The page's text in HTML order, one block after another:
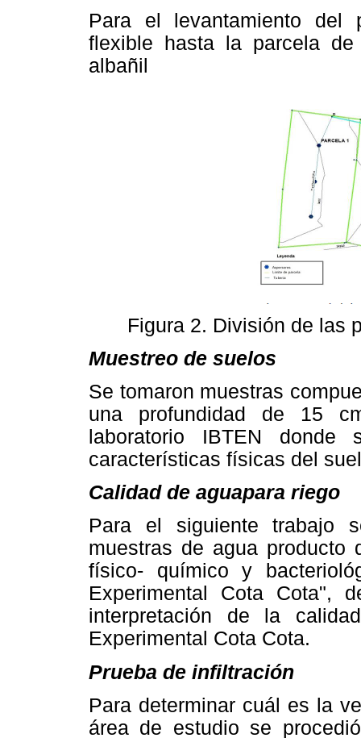
Para el levantamiento del
flexible hasta la parcela
albañil
Figura 2. División de las
Muestreo de suelos
Se tomaron muestras
una profundidad de 15
laboratorio IBTEN
características físicas del
Calidad de aguapara riego
Para el siguiente trabajo
muestras de agua
físico- químico y
Experimental Cota Cota",
interpretación de la
Experimental Cota Cota.
Prueba de infiltración
Para determinar cuál es la
área de estudio se